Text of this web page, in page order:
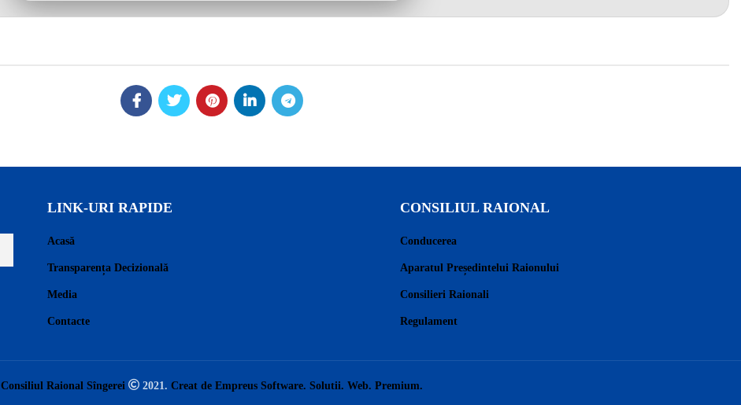
LINK-URI RAPIDE
Acasă
Transparența Decizională
Media
Contacte
CONSILIUL RAIONAL
Conducerea
Aparatul Președintelui Raionului
Consilieri Raionali
Regulament
Consiliul Raional Sîngerei 2021. Creat de Empreus Software. Solutii. Web. Premium.